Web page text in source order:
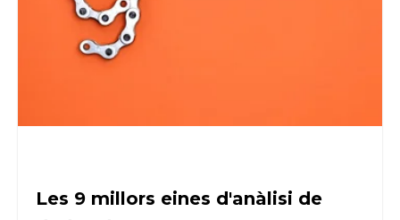
Les 9 millors eines d'anàlisi de